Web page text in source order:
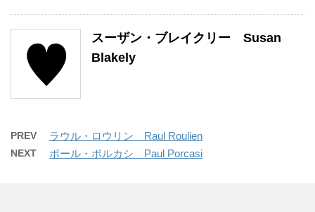
スーザン・ブレイクリー Susan
Blakely
PREV ラウル・ロウリン Raul Roulien
NEXT ポール・ポルカシ Paul Porcasi